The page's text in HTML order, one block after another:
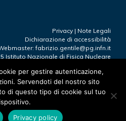
Privacy | Note Legali
Dichiarazione di accessibilità
fabrizio.gentile@pg.infn.it
Istituto Nazionale di Fisica Nucleare
Ultima modifica 23.09.2025
robertotaddeofoto28
is licensed under
è stata ridimensionata e ritagliata
per gestire autenticazione,
Servendoti del nostro sito
di questo tipo di cookie sul tuo
Privacy policy